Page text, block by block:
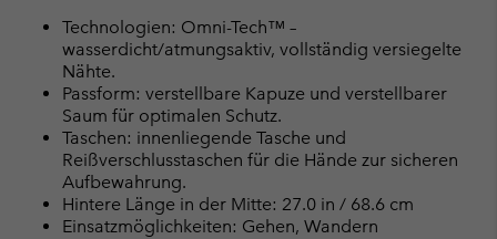
Technologien: Omni-Tech™ –
wasserdicht/atmungsaktiv, vollständig versiegelte
Nähte.
Passform: verstellbare Kapuze und verstellbarer
Saum für optimalen Schutz.
Taschen: innenliegende Tasche und
Reißverschlusstaschen für die Hände zur sicheren
Aufbewahrung.
Hintere Länge in der Mitte: 27.0 in / 68.6 cm
Einsatzmöglichkeiten: Gehen, Wandern